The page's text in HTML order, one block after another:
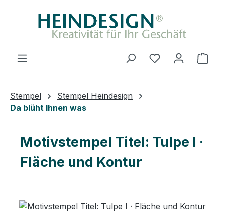
Zum Hauptinhalt springen
Stempel
Stempel Heindesign
Da blüht Ihnen was
Motivstempel Titel: Tulpe I ·
Fläche und Kontur
Bildergalerie überspringen